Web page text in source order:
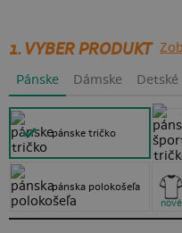
1. VYBER PRODUKT
Pánske Dámske Detské
pánske tričko
pánska polokošeľa
nové